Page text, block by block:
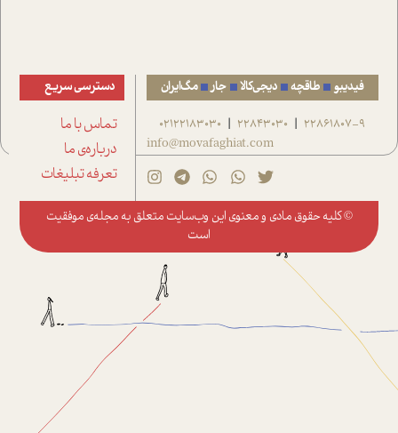
فیدیبو طاقچه دیجی‌کالا جار مگ‌ایران
22861807-9
|
22843030
|
02122183030
info@movafaghiat.com
دسترسی سریع
تماس با ما
درباره‌ی ما
تعرفه تبلیغات
© کلیه حقوق مادی و معنوی این وب‌سایت متعلق به مجله‌ی موفقیت
است